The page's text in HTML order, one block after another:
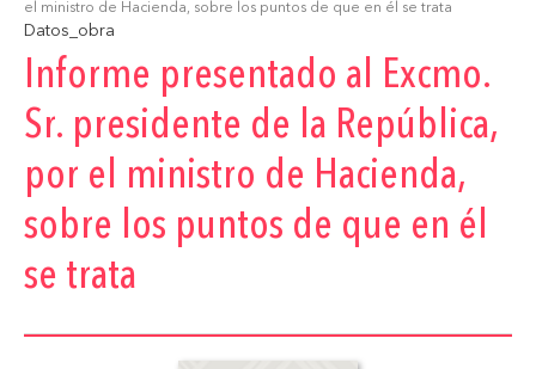
el ministro de Hacienda, sobre los puntos de que en él se trata
Datos_obra
Informe presentado al Excmo.
Sr. presidente de la República,
por el ministro de Hacienda,
sobre los puntos de que en él
se trata